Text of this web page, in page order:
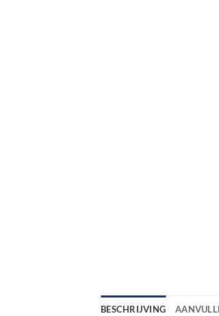
BESCHRIJVING